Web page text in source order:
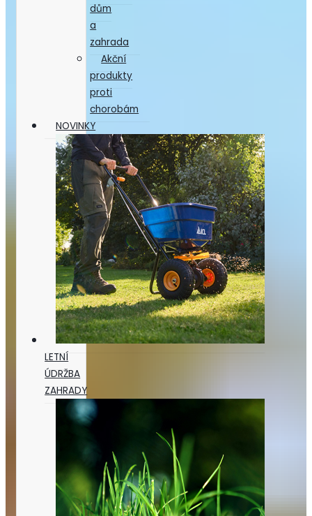
dům
a
zahrada
Akční
produkty
proti
chorobám
NOVINKY
LETNÍ
ÚDRŽBA
ZAHRADY